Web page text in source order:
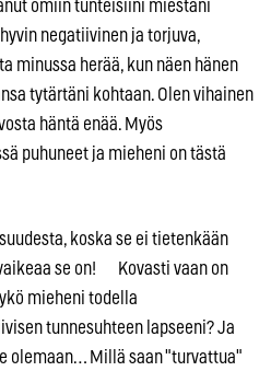
omiin tunteisiini miestäni
negatiivinen ja torjuva,
minussa herää, kun näen hänen
tytärtäni kohtaan. Olen vihainen
häntä enää. Myös
puhuneet ja mieheni on tästä
koska se ei tietenkään
se on! Kovasti vaan on
mieheni todella
tunnesuhteen lapseeni? Ja
olemaan… Millä saan "turvattua"